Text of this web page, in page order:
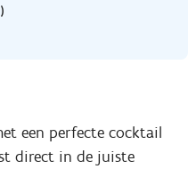
een perfecte cocktail
direct in de juiste